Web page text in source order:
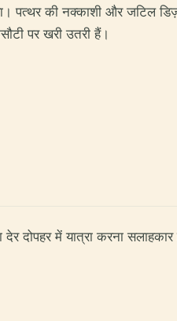
पत्थर की नक्काशी और
पर खरी उतरी हैं।
दोपहर में यात्रा करना सलाहकार